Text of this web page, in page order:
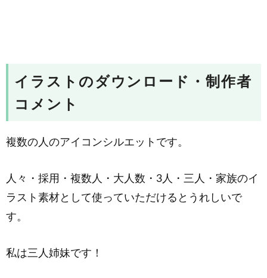
イラストのダウンロード・制作者
コメント
複数の人のアイコンシルエットです。
人々・採用・複数人・大人数・3人・三人・家族のイ
ラスト素材として使っていただけるとうれしいで
す。
私は三人姉妹です！